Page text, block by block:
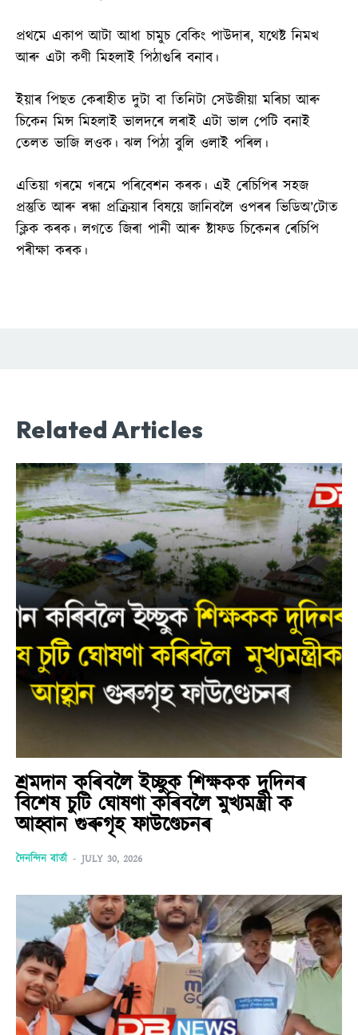
প্ৰথমে একাপ আটা আধা চামুচ বেকিং পাউদাৰ, যথেষ্ট নিমখ
আৰু এটা কণী মিহলাই পিঠাগুৰি বনাব।
ইয়াৰ পিছত কেৰাহীত দুটা বা তিনিটা সেউজীয়া মৰিচা আৰু
চিকেন মিন্স মিহলাই ভালদৰে লৰাই এটা ভাল পেটি বনাই
তেলত ভাজি লওক। ঝল পিঠা বুলি ওলাই পৰিল।
এতিয়া গৰমে গৰমে পৰিবেশন কৰক। এই ৰেচিপিৰ সহজ
প্ৰস্তুতি আৰু ৰন্ধা প্ৰক্ৰিয়াৰ বিষয়ে জানিবলৈ ওপৰৰ ভিডিঅ’টোত
ক্লিক কৰক। লগতে জিৰা পানী আৰু ষ্টাফড চিকেনৰ ৰেচিপি
পৰীক্ষা কৰক।
Related Articles
শ্ৰমদান কৰিবলৈ ইচ্ছুক শিক্ষকক দুদিনৰ
বিশেষ চুটি ঘোষণা কৰিবলৈ মুখ্যমন্ত্ৰী ক
আহ্বান গুৰুগৃহ ফাউণ্ডেচনৰ
দৈনন্দিন বাৰ্তা - JULY 30, 2026